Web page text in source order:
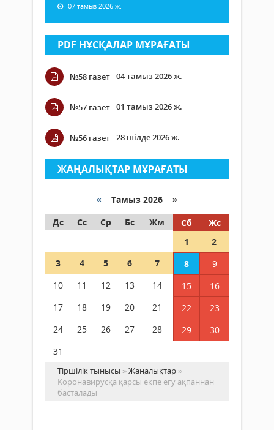
07 тамыз 2026 ж.
PDF НҰСҚАЛАР МҰРАҒАТЫ
№58 газет 04 тамыз 2026 ж.
№57 газет 01 тамыз 2026 ж.
№56 газет 28 шілде 2026 ж.
ЖАҢАЛЫҚТАР МҰРАҒАТЫ
« Тамыз 2026 »
Дс
Сс Ср Бс Жм Сб
Жс
1
2
3
4 5 6 7 8
9
10
11 12 13 14 15
16
17
18 19 20 21 22
23
24
25 26 27 28 29
30
31
Тіршілік тынысы »Жаңалықтар »
Коронавирусқа қарсы екпе егу ақпаннан
басталады